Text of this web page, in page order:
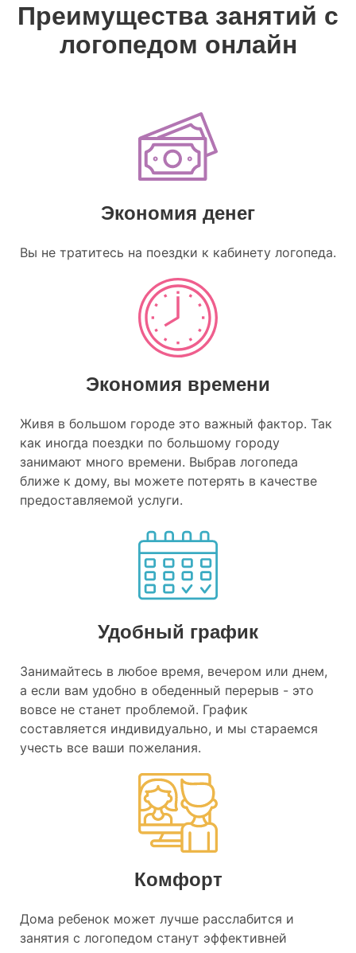
Преимущества занятий с
логопедом онлайн
Экономия денег
Вы не тратитесь на поездки к кабинету логопеда.
Экономия времени
Живя в большом городе это важный фактор. Так
как иногда поездки по большому городу
занимают много времени. Выбрав логопеда
ближе к дому, вы можете потерять в качестве
предоставляемой услуги.
Удобный график
Занимайтесь в любое время, вечером или днем,
а если вам удобно в обеденный перерыв - это
вовсе не станет проблемой. График
составляется индивидуально, и мы стараемся
учесть все ваши пожелания.
Комфорт
Дома ребенок может лучше расслабится и
занятия с логопедом станут эффективней